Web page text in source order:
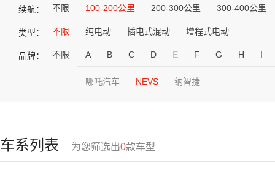
续航： 不限 100-200公里 200-300公里 300-400公里
类型： 不限 纯电动 插电式混动 增程式电动
品牌： 不限 A B C D E F G H I
哪吒汽车 NEVS 纳智捷
车系列表 为您筛选出0款车型